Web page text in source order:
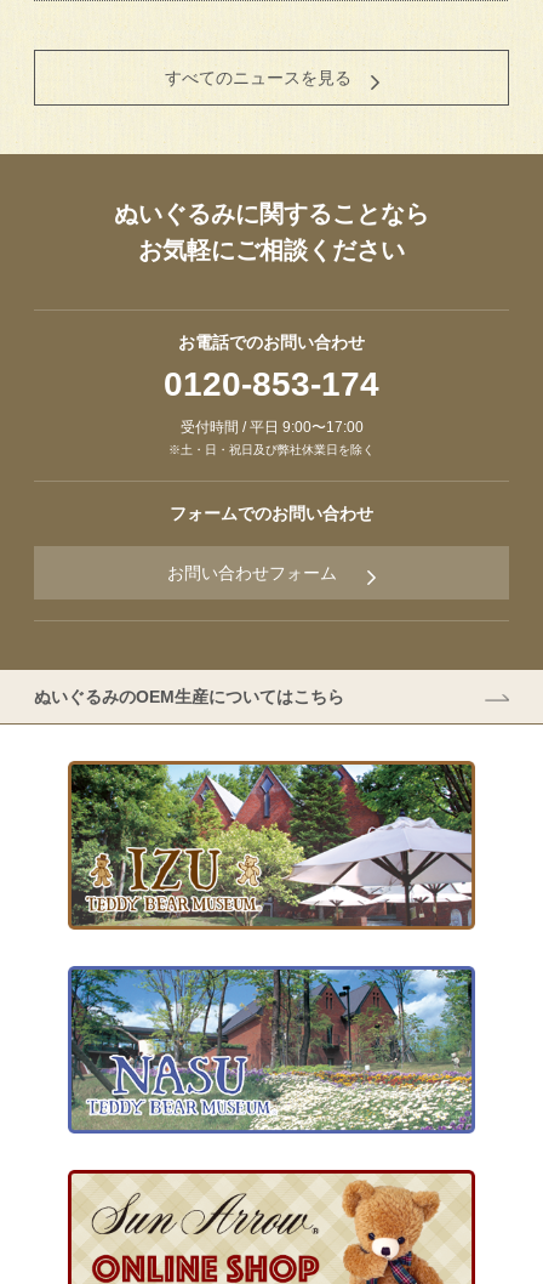
すべてのニュースを見る
ぬいぐるみに関することなら
お気軽にご相談ください
お電話でのお問い合わせ
0120-853-174
受付時間 / 平日 9:00〜17:00
※土・日・祝日及び弊社休業日を除く
フォームでのお問い合わせ
お問い合わせフォーム
ぬいぐるみのOEM生産についてはこちら